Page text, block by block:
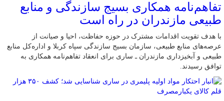
تفاهم‌نامه همکاری بسیج سازندگی و منابع
طبیعی مازندران در راه است
با هدف تقویت اقدامات مشترک در حوزه حفاظت، احیا و صیانت از
عرصه‌های منابع طبیعی، سازمان بسیج سازندگی سپاه کربلا و اداره‌کل منابع
طبیعی و آبخیزداری مازندران ـ ساری برای انعقاد تفاهم‌نامه همکاری به
توافق رسیدند.